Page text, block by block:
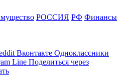
РОССИЯ РФ Финансы
Вконтакте Одноклассники
Line Поделиться через